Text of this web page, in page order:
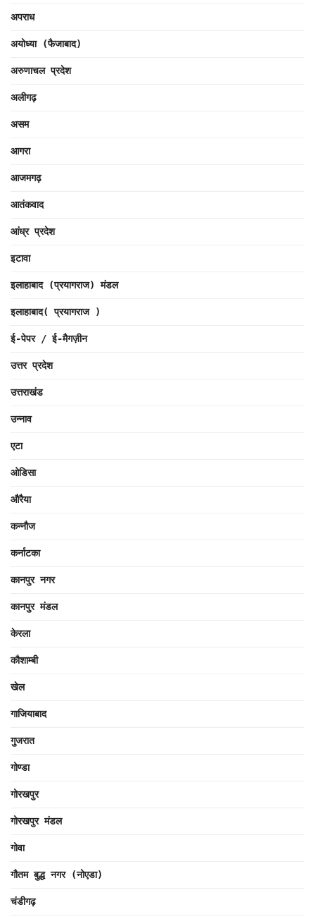
अपराध
अयोध्या (फैजाबाद)
अरुणाचल प्रदेश
अलीगढ़
असम
आगरा
आजमगढ़
आतंकवाद
आंध्र प्रदेश
इटावा
इलाहाबाद (प्रयागराज) मंडल
इलाहाबाद( प्रयागराज )
ई-पेपर / ई-मैगज़ीन
उत्तर प्रदेश
उत्तराखंड
उन्नाव
एटा
ओडिसा
औरैया
कन्नौज
कर्नाटका
कानपुर नगर
कानपुर मंडल
केरला
कौशाम्बी
खेल
गाजियाबाद
गुजरात
गोण्डा
गोरखपुर
गोरखपुर मंडल
गोवा
गौतम बुद्ध नगर (नोएडा)
चंडीगढ़